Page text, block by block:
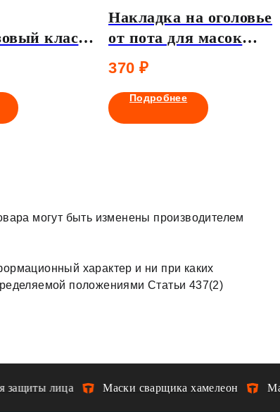
класс
для
подачи
Tecmen
Накладка на оголовье
от пота для масок
сварщика Tecmen TM
1000
370 ₽
Подробнее
могут быть изменены производителем
характер и ни при каких
положениями Статьи 437(2)
лица Маски сварщика хамелеон